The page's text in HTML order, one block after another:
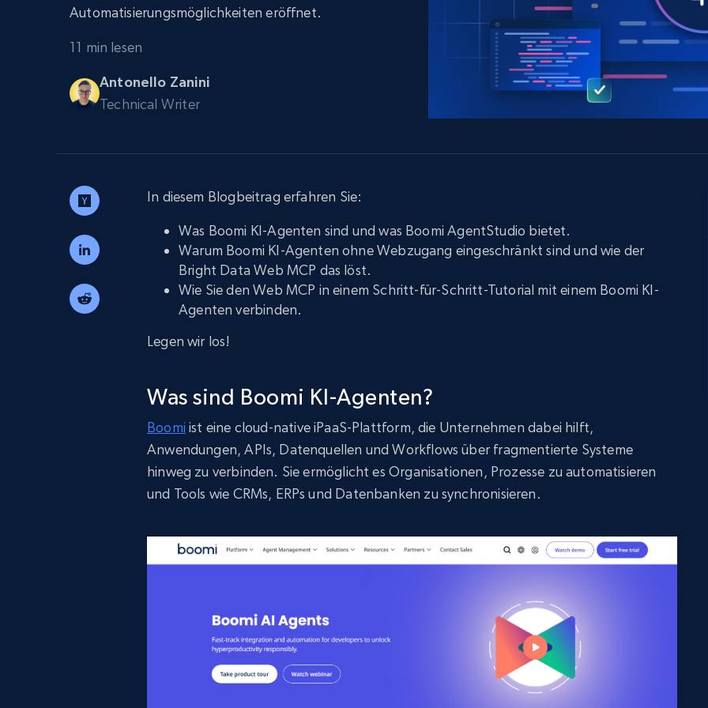
integriertem Entsperren und Hosting
Soziale Medien
Data Firehose
Real-time web data, delivered as it’s
PROXY-INFRASTRUKTUR
Residential proxys 50% OFF ISP proxys
Datacenter proxys
effiziente Datenextraktion
PROXY-INFRASTRUKTUR
Datacenter proxys
Beginnt bei
$0.9/IP
ISP proxys
Automatisierungsmöglichkeiten eröffnet.
11 min lesen
Antonello Zanini
Technical Writer
In diesem Blogbeitrag erfahren Sie:
Was Boomi KI-Agenten sind und was Boomi AgentStudio bietet.
Warum Boomi KI-Agenten ohne Webzugang eingeschränkt sind und wie der
Bright Data Web MCP das löst.
Wie Sie den Web MCP in einem Schritt-für-Schritt-Tutorial mit einem Boomi KI-
Agenten verbinden.
Legen wir los!
Was sind Boomi KI-Agenten?
Boomi ist eine cloud-native iPaaS-Plattform, die Unternehmen dabei hilft,
Anwendungen, APIs, Datenquellen und Workflows über fragmentierte Systeme
hinweg zu verbinden. Sie ermöglicht es Organisationen, Prozesse zu automatisieren
und Tools wie CRMs, ERPs und Datenbanken zu synchronisieren.